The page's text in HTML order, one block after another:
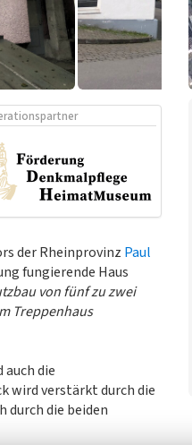
der Rheinprovinz Paul
fungierende Haus
von fünf zu zwei
Treppenhaus
die
wird verstärkt durch die
durch die beiden